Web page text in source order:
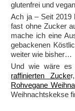
glutenfrei und
Ach ja – Seit 2019
fast ohne Zucker
mache ich eine
gebackenen
weiter wie bisher…
Und wie wäre es
raffinierten Zucke
Rohvegane
Weihnachtskekse